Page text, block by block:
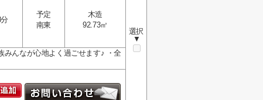
選択
▼
予定
南東
木造
92.73㎡
みんなが心地よく過ごせます♪ ・全